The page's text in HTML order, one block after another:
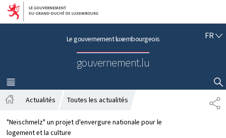
Aller au menu principal
Aller au contenu
Le gouvernement luxembourgeois
gouvernement.lu
FRF
Ç
A
I
S
MENU
PRINCIPAL
AFFICHER / MASQUER LA RECHERCHE
P
A
c
c
Actualités Toutes les actualités
"Neischmelz" un projet d'envergure nationale pour le
logement et la culture